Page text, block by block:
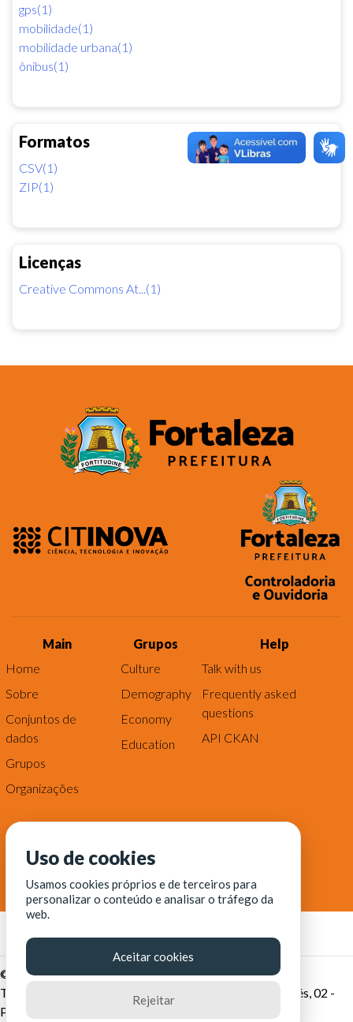
gps(1)
mobilidade(1)
mobilidade urbana(1)
ônibus(1)
Formatos
CSV(1)
ZIP(1)
Licenças
Creative Commons At...(1)
Main
Home
Sobre
Conjuntos de
dados
Grupos
Organizações
Grupos
Culture
Demography
Economy
Education
Help
Talk with us
Frequently asked
questions
API CKAN
© Fortaleza Digital || CITINOVA - Fundação de Ciência,
Tecnologia e Inovação de Fortaleza - Rua dos Tremembés, 02 -
Praia de Iracema - Fortaleza-CE
Uso de cookies
Usamos cookies próprios e de terceiros para
personalizar o conteúdo e analisar o tráfego da
web.
Aceitar cookies
Rejeitar